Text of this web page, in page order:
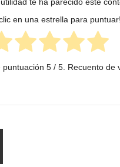
en una estrella para puntuar!
puntuación 5/ 5. Recuento de